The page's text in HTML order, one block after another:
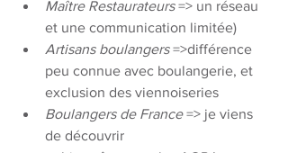
Maître Restaurateurs => un réseau
et une communication limitée)
Artisans boulangers =>différence
peu connue avec boulangerie, et
exclusion des viennoiseries
Boulangers de France => je viens
de découvrir